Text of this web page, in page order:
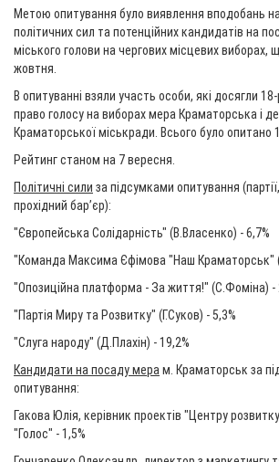
Метою опитування було виявлення вподобань
політичних сил та потенційних кандидатів на
міського голови на чергових місцевих виборах,
жовтня.
В опитуванні взяли участь особи, які досягли
право голосу на виборах мера Краматорська і
Краматорської міськради. Всього було опитано
Рейтинг станом на 7 вересня.
Політичні сили за підсумками опитування
прохідний бар’єр):
"Європейська Солідарність" (В.Власенко) - 6,7%
"Команда Максима Єфімова "Наш Краматорськ"
"Опозиційна платформа - За життя!" (С.Фоміна) -
"Партія Миру та Розвитку" (Г.Суков) - 5,3%
"Слуга народу" (Д.Плахін) - 19,2%
Кандидати на посаду мера м. Краматорськ за
опитування:
Гакова Юлія, керівник проектів "Центру
"Голос" - 1,5%